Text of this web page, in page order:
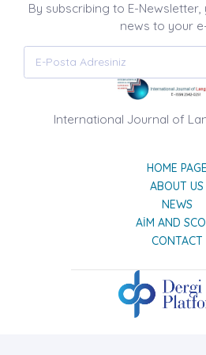
By subscribing to E-
news to your
International Journal of
HOME PAGE
ABOUT US
NEWS
AIM AND
CONTACT